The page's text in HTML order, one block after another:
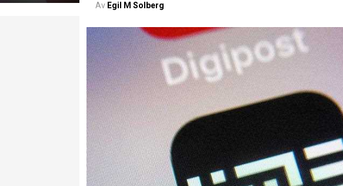
Av Egil M Solberg